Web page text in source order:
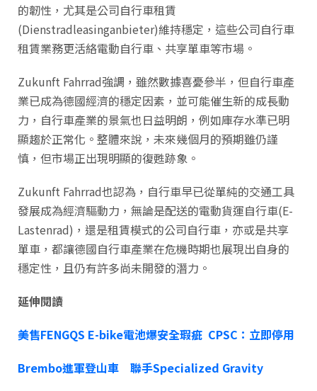
的韌性，尤其是公司自行車租賃
(Dienstradleasinganbieter)維持穩定，這些公司自行車
租賃業務更活絡電動自行車、共享單車等市場。
Zukunft Fahrrad強調，雖然數據喜憂參半，但自行車產
業已成為德國經濟的穩定因素，並可能催生新的成長動
力，自行車產業的景氣也日益明朗，例如庫存水準已明
顯趨於正常化。整體來說，未來幾個月的預期雖仍謹
慎，但市場正出現明顯的復甦跡象。
Zukunft Fahrrad也認為，自行車早已從單純的交通工具
發展成為經濟驅動力，無論是配送的電動貨運自行車(E-
Lastenrad)，還是租賃模式的公司自行車，亦或是共享
單車，都讓德國自行車產業在危機時期也展現出自身的
穩定性，且仍有許多尚未開發的潛力。
延伸閱讀
美售FENGQS E-bike電池爆安全瑕疵 CPSC：立即停用
Brembo進軍登山車 聯手Specialized Gravity